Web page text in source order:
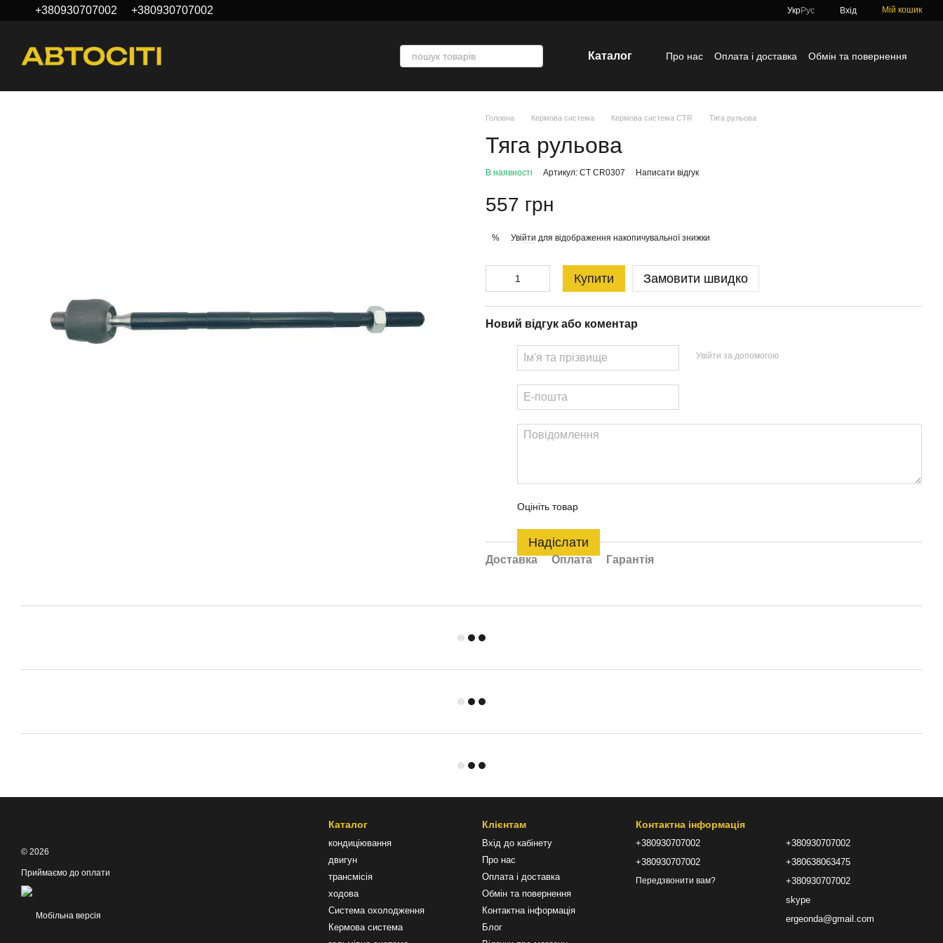
Перейти до основного контенту
+380930707002 +380930707002 УкрРус Вхід Мій кошик
Каталог Про нас Оплата і доставка
Обмін та повернення
Головна Кермова система Кермова система CTR Тяга рульова
Тяга рульова
В наявності Артикул: CT CR0307 Написати відгук
557 грн
% Увійти для відображення накопичувальної знижки
Купити Замовити швидко
Новий відгук або коментар
Увійти за допомогою
Оцініть товар
Надіслати
Доставка Оплата Гарантія
© 2026
Приймаємо до оплати
Мобільна версія
Каталог
кондиціювання
двигун
трансмісія
ходова
Система охолодження
Кермова система
Клієнтам
Вхід до кабінету
Про нас
Оплата і доставка
Обмін та повернення
Контактна інформація
Блог
Контактна інформація
+380930707002
+380930707002
Передзвонити вам?
+380930707002
+380638063475
+380930707002
skype
ergeonda@gmail.com